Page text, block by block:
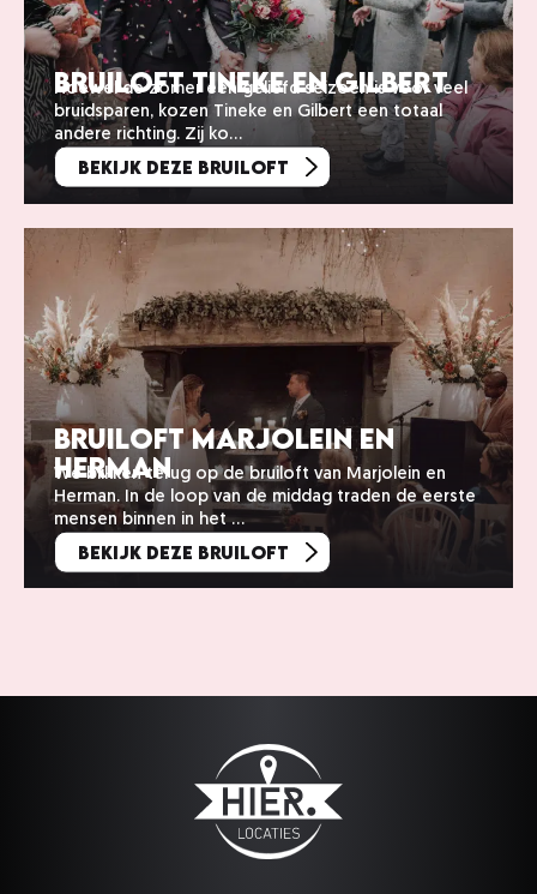
Bruiloft Tineke en Gilbert
Hoewel de zomer een geliefd seizoen is voor veel
bruidsparen, kozen Tineke en Gilbert een totaal
andere richting. Zij ko…
Bekijk deze bruiloft
Bruiloft Marjolein en
Herman
We blikken terug op de bruiloft van Marjolein en
Herman. In de loop van de middag traden de eerste
mensen binnen in het …
Bekijk deze bruiloft